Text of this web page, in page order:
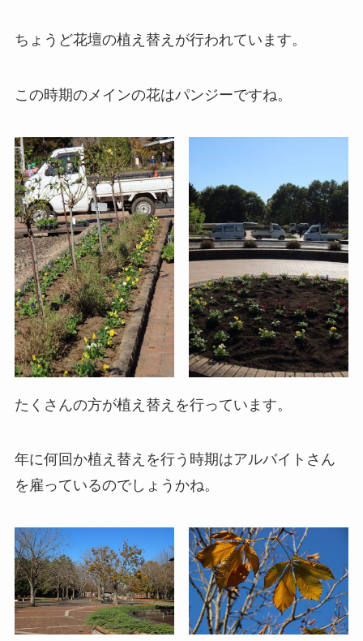
ちょうど花壇の植え替えが行われています。
この時期のメインの花はパンジーですね。
たくさんの方が植え替えを行っています。
年に何回か植え替えを行う時期はアルバイトさん
を雇っているのでしょうかね。